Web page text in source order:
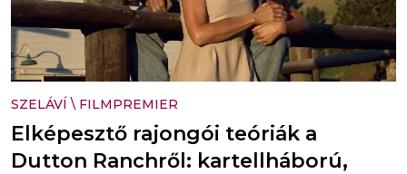
SZELÁVÍ \ FILMPREMIER
Elképesztő rajongói teóriák a
Dutton Ranchről: kartellháború,